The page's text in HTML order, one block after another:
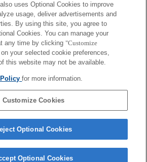
kann die Bildhelligkeit möglicherweise
Sie [Vord. Schlitzverschluss auf [Aus].
mit dem Objektivadapter anbringen, wird die MF-
aktiv, wenn Sie den Fokussierring drehen. Sie
indem Sie die Funktion "Fokusvergrößerung" oder
"Key-Benutzereinstlg." einer Taste zuweisen.
nicht.
(Pitch/Yaw/Roll) mit SteadyShot INSIDE verfügbar.
zu fokussieren, wenn Sie dunkle Szenen aufnehmen
Ecken des Bildschirms befindet oder deutlich unscharf
uses Optional Cookies to improve
usage, deliver advertisements and
By using this site, you agree to
Cookies. You can manage your
any time by clicking "Customize
on your selected cookie preferences,
this website may not be available.
Policyfor more information.
Customize Cookies
Optional Cookies
Optional Cookies